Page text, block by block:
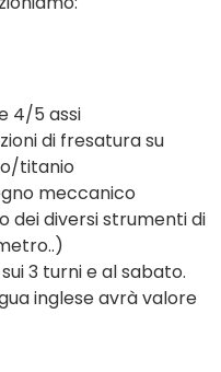
4/5 assi
di fresatura su
titanio
meccanico
dei diversi strumenti di
3 turni e al sabato.
inglese avrà valore